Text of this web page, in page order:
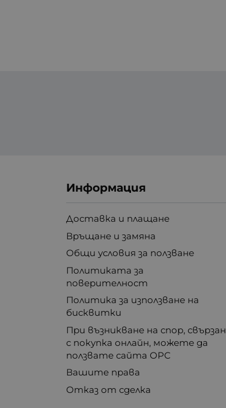
Информация
Доставка и плащане
Връщане и замяна
Общи условия за ползване
Политиката за
поверителност
Политика за използване на
бисквитки
При възникване на спор, свързан
с покупка онлайн, можете да
ползвате сайта ОРС
Вашите права
Отказ от сделка